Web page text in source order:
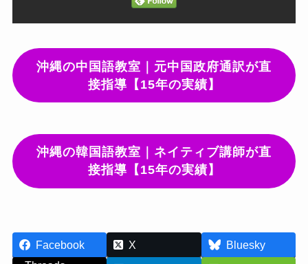
沖縄の中国語教室｜元中国政府通訳が直
接指導【15年の実績】
沖縄の韓国語教室｜ネイティブ講師が直
接指導【15年の実績】
Facebook X
Bluesky